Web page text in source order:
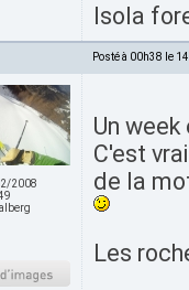
Isola
Posté à 00h38 le
2008
Un
C'est
de la
Les